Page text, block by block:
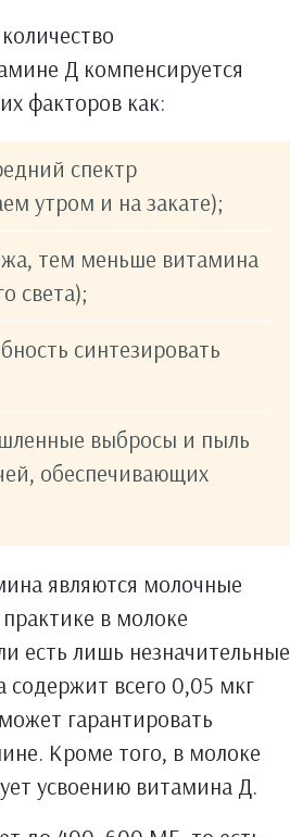
Д компенсируется
факторов как:
спектр
утром и на закате);
тем меньше витамина
света);
синтезировать
выбросы и пыль
обеспечивающих
являются молочные
в молоке
есть лишь незначительные
содержит всего 0,05 мкг
гарантировать
Кроме того, в молоке
усвоению витамина Д.